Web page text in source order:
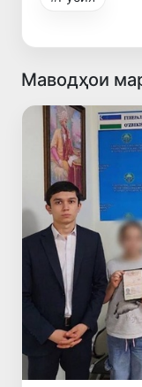
Маводҳои